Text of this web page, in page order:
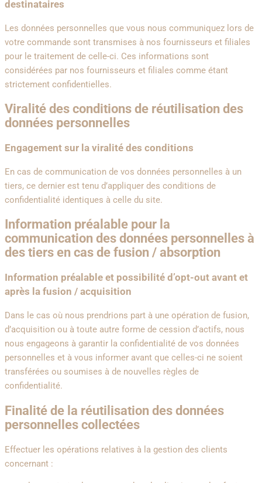
destinataires
Les données personnelles que vous nous communiquez lors de
votre commande sont transmises à nos fournisseurs et filiales
pour le traitement de celle-ci. Ces informations sont
considérées par nos fournisseurs et filiales comme étant
strictement confidentielles.
Viralité des conditions de réutilisation des
données personnelles
Engagement sur la viralité des conditions
En cas de communication de vos données personnelles à un
tiers, ce dernier est tenu d’appliquer des conditions de
confidentialité identiques à celle du site.
Information préalable pour la
communication des données personnelles à
des tiers en cas de fusion / absorption
Information préalable et possibilité d’opt-out avant et
après la fusion / acquisition
Dans le cas où nous prendrions part à une opération de fusion,
d’acquisition ou à toute autre forme de cession d’actifs, nous
nous engageons à garantir la confidentialité de vos données
personnelles et à vous informer avant que celles-ci ne soient
transférées ou soumises à de nouvelles règles de
confidentialité.
Finalité de la réutilisation des données
personnelles collectées
Effectuer les opérations relatives à la gestion des clients
concernant :